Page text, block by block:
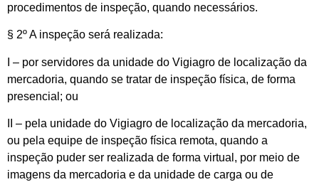
procedimentos de inspeção, quando necessários.
§ 2º A inspeção será realizada:
I – por servidores da unidade do Vigiagro de localização da
mercadoria, quando se tratar de inspeção física, de forma
presencial; ou
II – pela unidade do Vigiagro de localização da mercadoria,
ou pela equipe de inspeção física remota, quando a
inspeção puder ser realizada de forma virtual, por meio de
imagens da mercadoria e da unidade de carga ou de